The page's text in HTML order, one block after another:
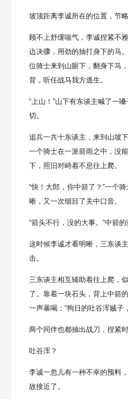
坡顶距离李诚所在的位置，节
顾不上舒缓喘气，李诚捏紧不
边决骤，用劲的抽打身下的马
位骑士来到山眼下，翻身下马
背，听任战马我方逃生。
“上山！”山下有东谈主喊了一
切。
追兵一共十东谈主，来到山坡
一个骑士在一派箭雨之中，没
下，照旧对峙着不息往上爬。
“快！大郎，你中箭了？”一个
晰，又一次细目了关中口音。
“箭头不行，没的大事。”中箭
这时候李诚才看明晰，三东谈
击。
三东谈主相互辅助着往上爬，
了。靠着一块石头，背上中箭
一声暴喝：“狗日的吐谷浑贼子
两个同伴也都抽出战刀，捏紧
吐谷浑？
李诚一忽儿有一种不幸的预料
故接近了。